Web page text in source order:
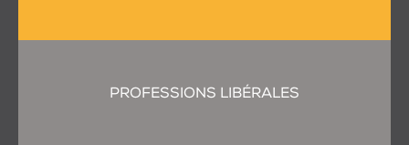
PROFESSIONS LIBÉRALES